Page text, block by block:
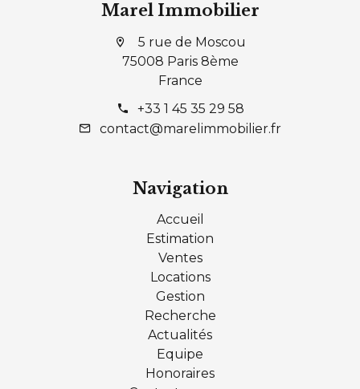
Marel Immobilier
5 rue de Moscou
75008 Paris 8ème
France
+33 1 45 35 29 58
contact@marelimmobilier.fr
Navigation
Accueil
Estimation
Ventes
Locations
Gestion
Recherche
Actualités
Equipe
Honoraires